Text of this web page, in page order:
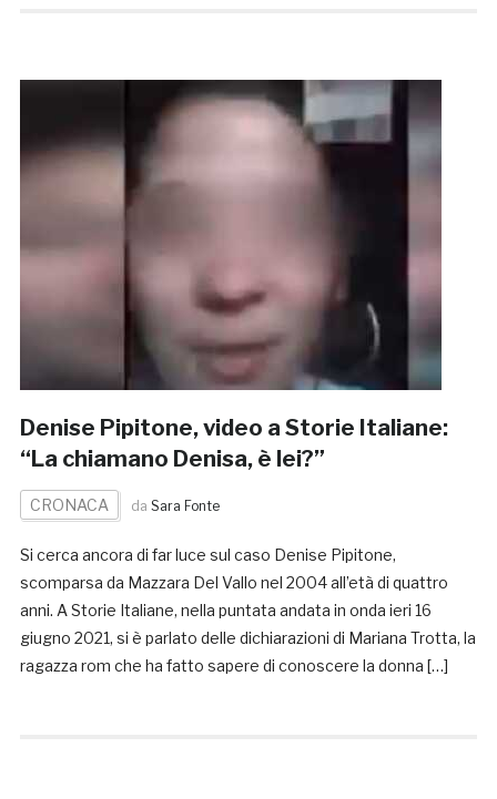
Denise Pipitone, video a Storie Italiane:
“La chiamano Denisa, è lei?”
CRONACA da Sara Fonte
Si cerca ancora di far luce sul caso Denise Pipitone,
scomparsa da Mazzara Del Vallo nel 2004 all’età di quattro
anni. A Storie Italiane, nella puntata andata in onda ieri 16
giugno 2021, si è parlato delle dichiarazioni di Mariana Trotta, la
ragazza rom che ha fatto sapere di conoscere la donna […]